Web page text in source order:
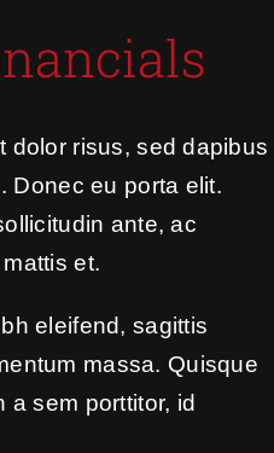
dolor risus, sed dapibus
Donec eu porta elit.
ante, ac
et.
eleifend, sagittis
massa. Quisque
a sem porttitor, id